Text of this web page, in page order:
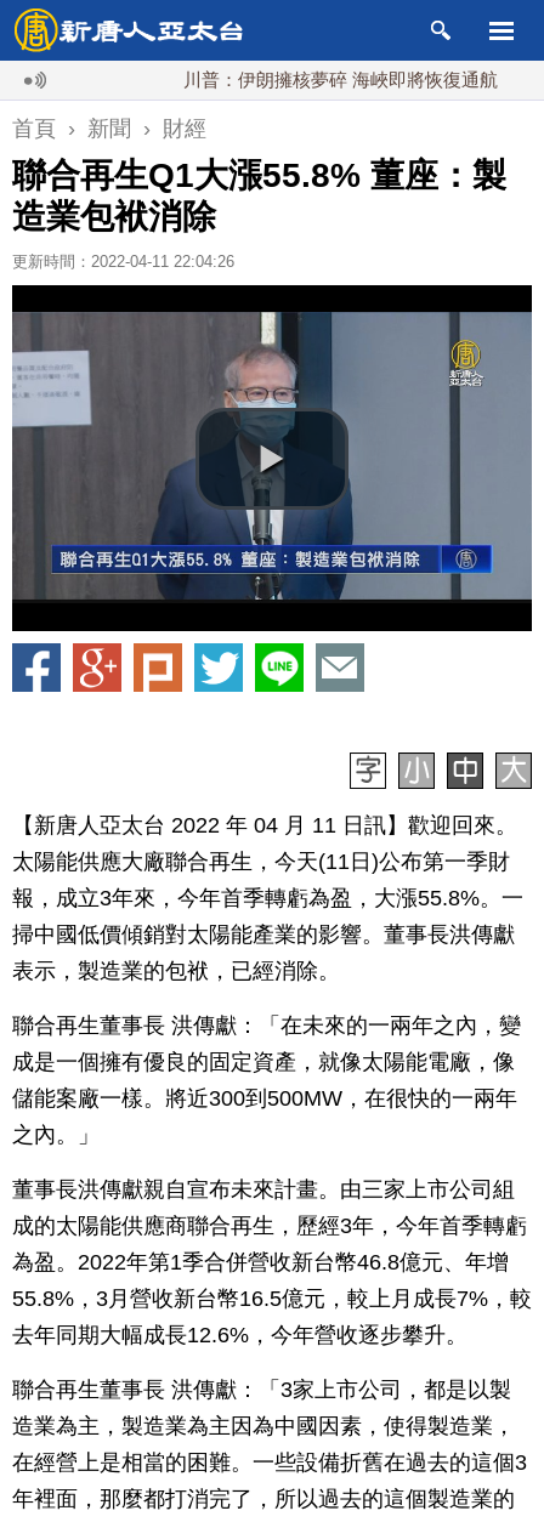
川普：伊朗擁核夢碎 海峽即將恢復通航 烏克
首頁 › 新聞 › 財經
聯合再生Q1大漲55.8% 董座：製
造業包袱消除
更新時間：2022-04-11 22:04:26
【新唐人亞太台 2022 年 04 月 11 日訊】歡迎回來。
太陽能供應大廠聯合再生，今天(11日)公布第一季財
報，成立3年來，今年首季轉虧為盈，大漲55.8%。一
掃中國低價傾銷對太陽能產業的影響。董事長洪傳獻
表示，製造業的包袱，已經消除。
聯合再生董事長 洪傳獻：「在未來的一兩年之內，變
成是一個擁有優良的固定資產，就像太陽能電廠，像
儲能案廠一樣。將近300到500MW，在很快的一兩年
之內。」
董事長洪傳獻親自宣布未來計畫。由三家上市公司組
成的太陽能供應商聯合再生，歷經3年，今年首季轉虧
為盈。2022年第1季合併營收新台幣46.8億元、年增
55.8%，3月營收新台幣16.5億元，較上月成長7%，較
去年同期大幅成長12.6%，今年營收逐步攀升。
聯合再生董事長 洪傳獻：「3家上市公司，都是以製
造業為主，製造業為主因為中國因素，使得製造業，
在經營上是相當的困難。一些設備折舊在過去的這個3
年裡面，那麼都打消完了，所以過去的這個製造業的